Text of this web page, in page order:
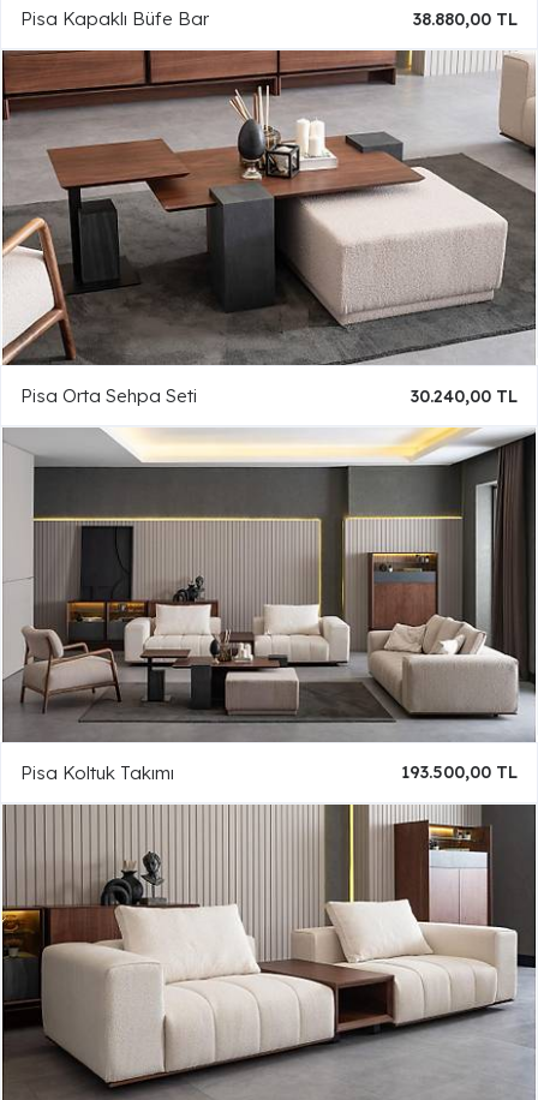
Pisa Kapaklı Büfe Bar 38.880,00 TL
Pisa Orta Sehpa Seti 30.240,00 TL
Pisa Koltuk Takımı 193.500,00 TL